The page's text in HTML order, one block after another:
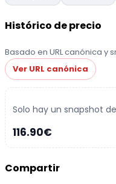
Histórico de precio
Basado en URL canónica y
Ver URL canónica
Solo hay un snapshot
116.90€
Compartir